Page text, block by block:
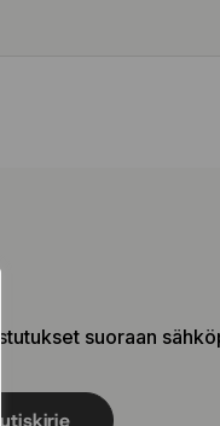
suoraan